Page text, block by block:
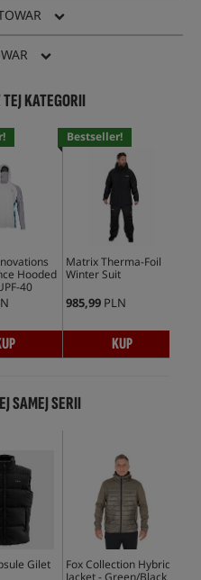
KATEGORII
Hooded
40
Bestseller!
Matrix Therma-Foil
Winter Suit
985,99 PLN
KUP
SAMEJ SERII
Gilet
Fox Collection Hybrid